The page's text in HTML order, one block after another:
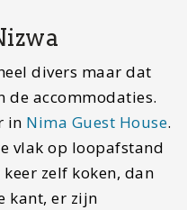
voor de steile
naar boven en vooral
mee dat het
is dan in het dal.
schelen.
resorts en kun je
wandelroutes. Wij